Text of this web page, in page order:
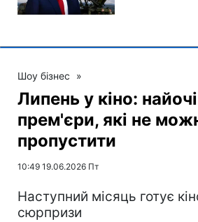
Шоу бізнес »
Липень у кіно:
прем'єри, які не
пропустити
10:49 19.06.2026 Пт
Наступний місяць готує
сюрпризи